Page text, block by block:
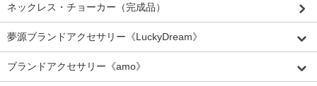
ネックレス・チョーカー（完成品）
夢源ブランドアクセサリー《LuckyDream》
ブランドアクセサリー《amo》